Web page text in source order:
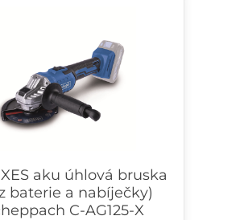
aku úhlová bruska
baterie a nabíječky)
C-AG125-X